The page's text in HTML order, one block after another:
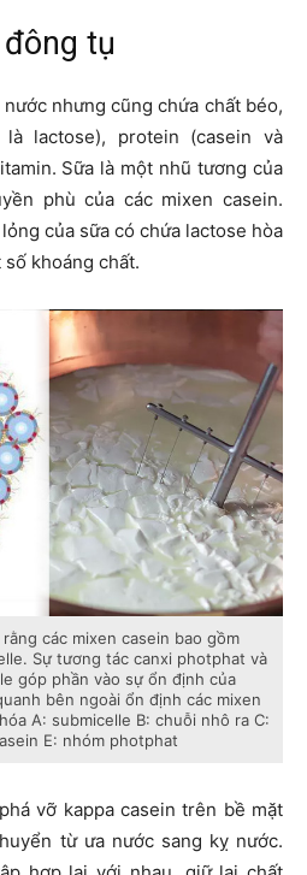
tụ
nhưng cũng chứa chất béo,
lactose), protein (casein và
Sữa là một nhũ tương của
phù của các mixen casein.
của sữa có chứa lactose hòa
khoáng chất.
các mixen casein bao gồm
Sự tương tác canxi photphat và
góp phần vào sự ổn định của
bên ngoài ổn định các mixen
A: submicelle B: chuỗi nhô ra C:
E: nhóm photphat
vỡ kappa casein trên bề mặt
từ ưa nước sang kỵ nước.